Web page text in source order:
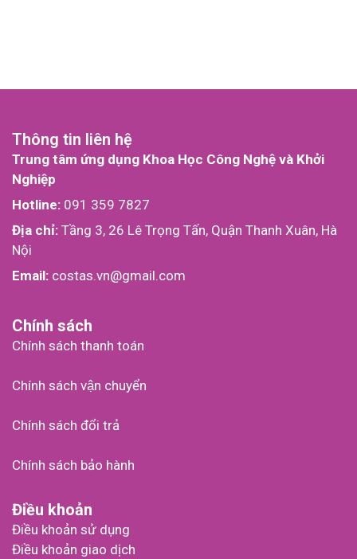
Thông tin liên hệ
Trung tâm ứng dụng Khoa Học Công Nghệ và Khởi
Nghiệp
Hotline: 091 359 7827
Địa chỉ: Tầng 3, 26 Lê Trọng Tấn, Quận Thanh Xuân, Hà
Nội
Email: costas.vn@gmail.com
Chính sách
Chính sách thanh toán
Chính sách vận chuyển
Chính sách đổi trả
Chính sách bảo hành
Điều khoản
Điều khoản sử dụng
Điều khoản giao dịch